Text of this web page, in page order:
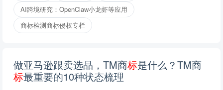
AI跨境研究：OpenClaw小龙虾等应用
商标检测商标侵权专栏
做亚马逊跟卖选品，TM商标是什么？TM商
标最重要的10种状态梳理